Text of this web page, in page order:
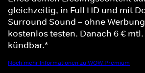
gleichzeitig, in Full HD und mit
Surround Sound – ohne
kostenlos testen. Danach 6 €
kündbar.*
Noch mehr Informationen zu WOW Premium